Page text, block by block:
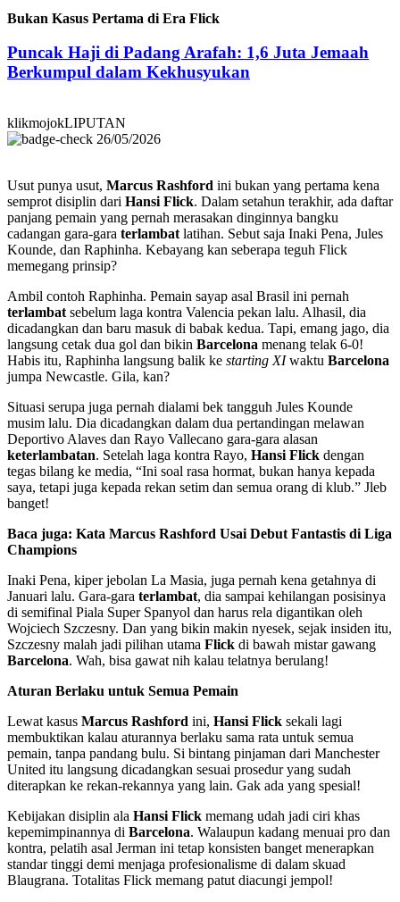
Bukan Kasus Pertama di Era Flick
Puncak Haji di Padang Arafah: 1,6 Juta Jemaah
Berkumpul dalam Kekhusyukan
klikmojokLIPUTAN
26/05/2026
Usut punya usut, Marcus Rashford ini bukan yang pertama kena
semprot disiplin dari Hansi Flick. Dalam setahun terakhir, ada daftar
panjang pemain yang pernah merasakan dinginnya bangku
cadangan gara-gara terlambat latihan. Sebut saja Inaki Pena, Jules
Kounde, dan Raphinha. Kebayang kan seberapa teguh Flick
memegang prinsip?
Ambil contoh Raphinha. Pemain sayap asal Brasil ini pernah
terlambat sebelum laga kontra Valencia pekan lalu. Alhasil, dia
dicadangkan dan baru masuk di babak kedua. Tapi, emang jago, dia
langsung cetak dua gol dan bikin Barcelona menang telak 6-0!
Habis itu, Raphinha langsung balik ke starting XIwaktu Barcelona
jumpa Newcastle. Gila, kan?
Situasi serupa juga pernah dialami bek tangguh Jules Kounde
musim lalu. Dia dicadangkan dalam dua pertandingan melawan
Deportivo Alaves dan Rayo Vallecano gara-gara alasan
keterlambatan. Setelah laga kontra Rayo, Hansi Flick dengan
tegas bilang ke media, “Ini soal rasa hormat, bukan hanya kepada
saya, tetapi juga kepada rekan setim dan semua orang di klub.” Jleb
banget!
Baca juga: Kata Marcus Rashford Usai Debut Fantastis di Liga
Champions
Inaki Pena, kiper jebolan La Masia, juga pernah kena getahnya di
Januari lalu. Gara-gara terlambat, dia sampai kehilangan posisinya
di semifinal Piala Super Spanyol dan harus rela digantikan oleh
Wojciech Szczesny. Dan yang bikin makin nyesek, sejak insiden itu,
Szczesny malah jadi pilihan utama Flick di bawah mistar gawang
Barcelona. Wah, bisa gawat nih kalau telatnya berulang!
Aturan Berlaku untuk Semua Pemain
Lewat kasus Marcus Rashford ini, Hansi Flick sekali lagi
membuktikan kalau aturannya berlaku sama rata untuk semua
pemain, tanpa pandang bulu. Si bintang pinjaman dari Manchester
United itu langsung dicadangkan sesuai prosedur yang sudah
diterapkan ke rekan-rekannya yang lain. Gak ada yang spesial!
Kebijakan disiplin ala Hansi Flick memang udah jadi ciri khas
kepemimpinannya di Barcelona. Walaupun kadang menuai pro dan
kontra, pelatih asal Jerman ini tetap konsisten banget menerapkan
standar tinggi demi menjaga profesionalisme di dalam skuad
Blaugrana. Totalitas Flick memang patut diacungi jempol!